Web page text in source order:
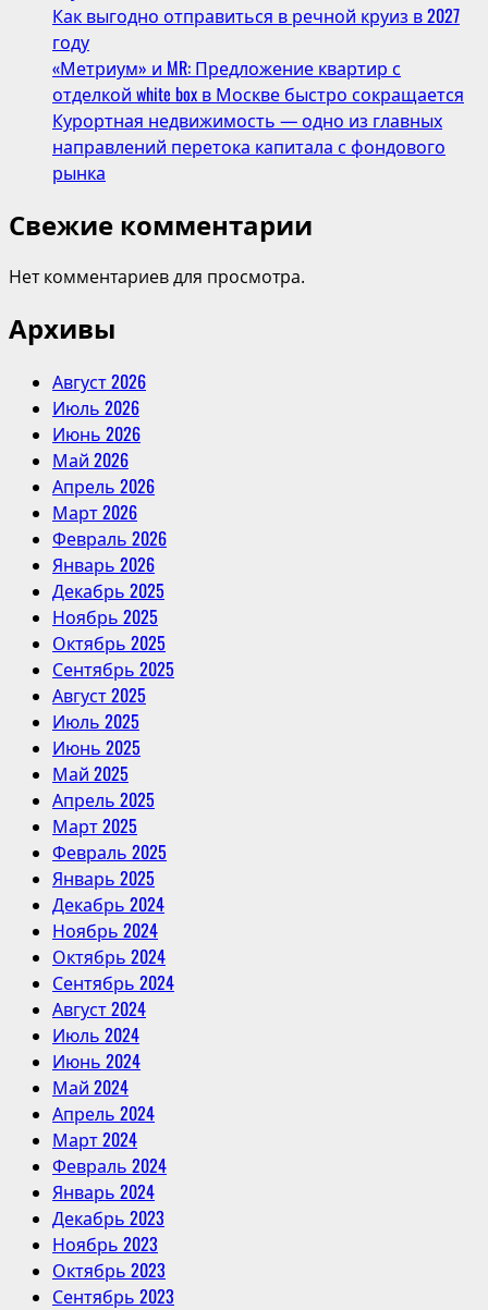
Как выгодно отправиться в речной круиз в 2027
году
«Метриум» и MR: Предложение квартир с
отделкой white box в Москве быстро сокращается
Курортная недвижимость — одно из главных
направлений перетока капитала с фондового
рынка
Свежие комментарии
Нет комментариев для просмотра.
Архивы
Август 2026
Июль 2026
Июнь 2026
Май 2026
Апрель 2026
Март 2026
Февраль 2026
Январь 2026
Декабрь 2025
Ноябрь 2025
Октябрь 2025
Сентябрь 2025
Август 2025
Июль 2025
Июнь 2025
Май 2025
Апрель 2025
Март 2025
Февраль 2025
Январь 2025
Декабрь 2024
Ноябрь 2024
Октябрь 2024
Сентябрь 2024
Август 2024
Июль 2024
Июнь 2024
Май 2024
Апрель 2024
Март 2024
Февраль 2024
Январь 2024
Декабрь 2023
Ноябрь 2023
Октябрь 2023
Сентябрь 2023